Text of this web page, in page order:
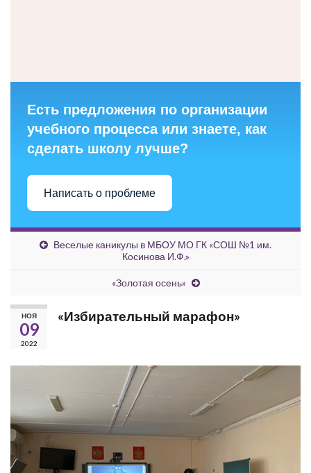
Есть предложения по организации
учебного процесса или знаете, как
сделать школу лучше?
Написать о проблеме
Веселые каникулы в МБОУ МО ГК «СОШ №1 им.
Косинова И.Ф.»
«Золотая осень»
НОЯ
09
2022
«Избирательный марафон»